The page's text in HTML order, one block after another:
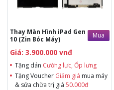
Thay Màn Hình iPad Gen
10 (Zin Bóc Máy)
Mua
Giá: 3.900.000 vnđ
Tặng dán Cường lực, Ốp lưng
Tặng Voucher Giảm giá mua máy
& sửa chữa trị giá 50.000đ
& sửa chữa trị giá 50.000đ